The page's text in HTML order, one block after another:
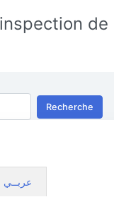
de
Recherche
عربــي